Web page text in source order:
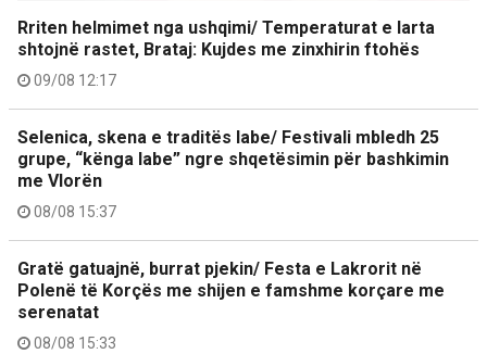
Rriten helmimet nga ushqimi/ Temperaturat e larta
shtojnë rastet, Brataj: Kujdes me zinxhirin ftohës
09/08 12:17
Selenica, skena e traditës labe/ Festivali mbledh 25
grupe, “kënga labe” ngre shqetësimin për bashkimin
me Vlorën
08/08 15:37
Gratë gatuajnë, burrat pjekin/ Festa e Lakrorit në
Polenë të Korçës me shijen e famshme korçare me
serenatat
08/08 15:33